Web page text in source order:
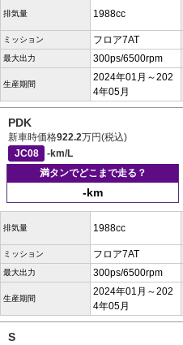
排気量 1988cc
ミッション フロア7AT
最大出力 300ps/6500rpm
生産期間
2024年01月～202
4年05月
PDK
新車時価格922.2万円(税込)
JC08
-km/L
満タンでどこまで走る？
-km
排気量 1988cc
ミッション フロア7AT
最大出力 300ps/6500rpm
生産期間
2024年01月～202
4年05月
S